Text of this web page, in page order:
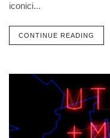
iconici...
CONTINUE READING